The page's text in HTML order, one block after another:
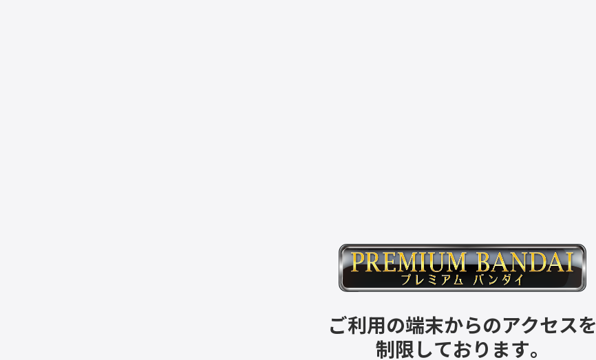
ご利用の端末からのアクセスを
制限しております。